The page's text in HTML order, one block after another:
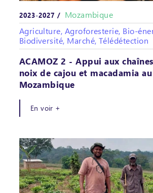
2023-2027 / Mozambique
Agriculture, Agroforesterie, Bio-
Biodiversité, Marché, Télédétection
ACAMOZ 2 - Appui aux
noix de cajou et macadamia au
Mozambique
En voir +